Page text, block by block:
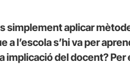
simplement aplicar
l’escola s’hi va per
implicació del docent?